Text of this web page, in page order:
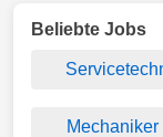
Beliebte Jobs
Mechaniker